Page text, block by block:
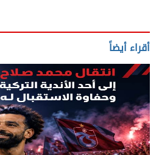
أقراء أيضاً